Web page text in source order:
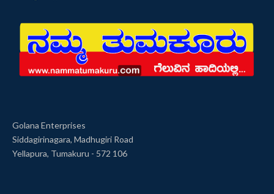
Golana Enterprises
Siddagirinagara, Madhugiri Road
Yellapura, Tumakuru - 572 106